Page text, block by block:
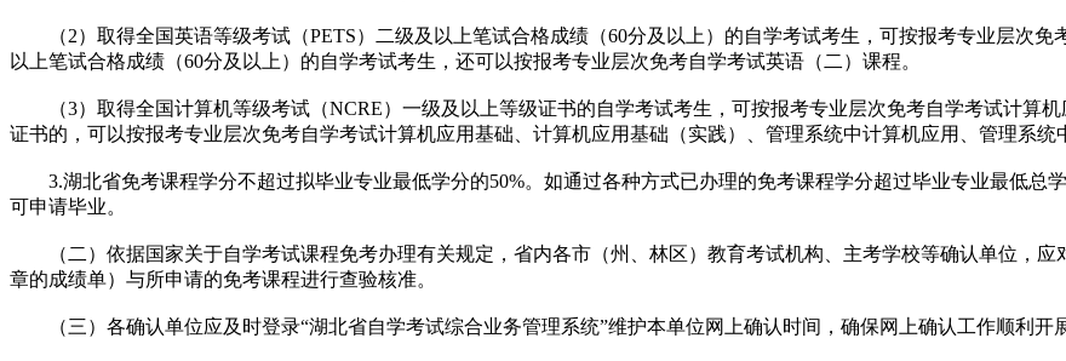
（2）取得全国英语等级考试（PETS）二级及以上笔试合格成绩（60分及以上）的自学考试考生，可按报考专业层次免
以上笔试合格成绩（60分及以上）的自学考试考生，还可以按报考专业层次免考自学考试英语（二）课程。
（3）取得全国计算机等级考试（NCRE）一级及以上等级证书的自学考试考生，可按报考专业层次免考自学考试计算
证书的，可以按报考专业层次免考自学考试计算机应用基础、计算机应用基础（实践）、管理系统中计算机应用、管理系统
3.湖北省免考课程学分不超过拟毕业专业最低学分的50%。如通过各种方式已办理的免考课程学分超过毕业专业最低总
可申请毕业。
（二）依据国家关于自学考试课程免考办理有关规定，省内各市（州、林区）教育考试机构、主考学校等确认单位，应
章的成绩单）与所申请的免考课程进行查验核准。
（三）各确认单位应及时登录“湖北省自学考试综合业务管理系统”维护本单位网上确认时间，确保网上确认工作顺利开